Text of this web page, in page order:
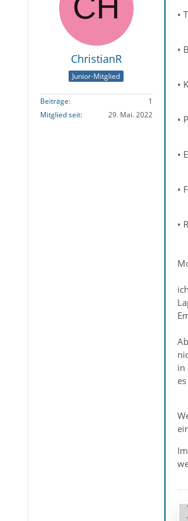
ChristianR
Junior-Mitglied
Beiträge
1
Mitglied seit
29. Mai. 2022
•
•
•
•
•
•
•
in